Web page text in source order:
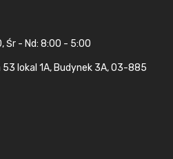
Śr - Nd: 8:00 - 5:00
lokal 1A, Budynek 3A, 03-885